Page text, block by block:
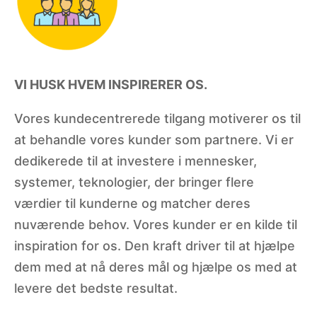
VI HUSK HVEM INSPIRERER OS.
Vores kundecentrerede tilgang motiverer os til
at behandle vores kunder som partnere. Vi er
dedikerede til at investere i mennesker,
systemer, teknologier, der bringer flere
værdier til kunderne og matcher deres
nuværende behov. Vores kunder er en kilde til
inspiration for os. Den kraft driver til at hjælpe
dem med at nå deres mål og hjælpe os med at
levere det bedste resultat.